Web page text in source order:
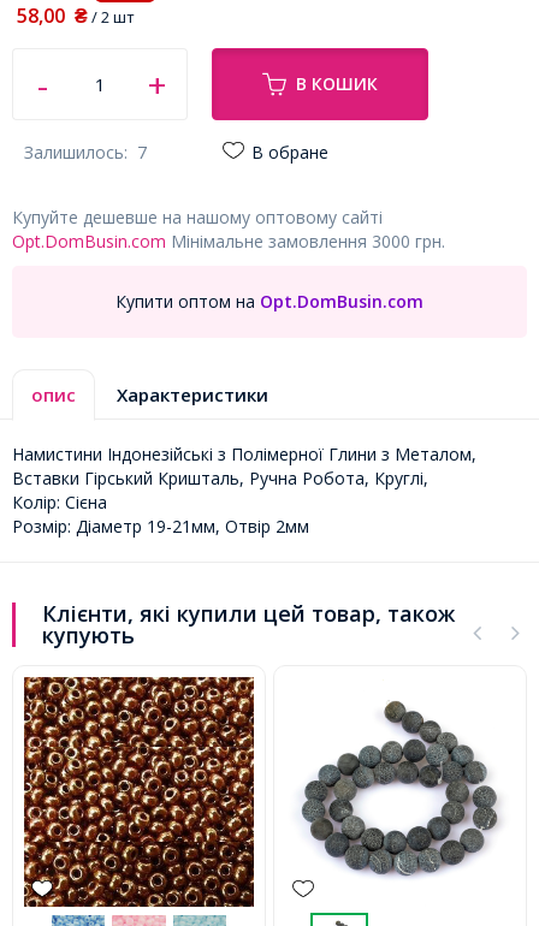
58,00 ₴/ 2 шт
В КОШИК
Залишилось: 7 В обране
Купуйте дешевше на нашому оптовому сайті
Opt.DomBusin.com Мінімальне замовлення 3000 грн.
Купити оптом на Opt.DomBusin.com
опис Характеристики
Намистини Індонезійські з Полімерної Глини з Металом,
Вставки Гірський Кришталь, Ручна Робота, Круглі,
Колір: Сієна
Розмір: Діаметр 19-21мм, Отвір 2мм
Клієнти, які купили цей товар, також
купують